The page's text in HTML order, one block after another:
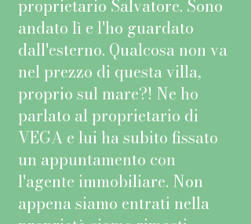
proprietario Salvatore. Sono
andato lì e l'ho guardato
dall'esterno. Qualcosa non va
nel prezzo di questa villa,
proprio sul mare?! Ne ho
parlato al proprietario di
VEGA e lui ha subito fissato
un appuntamento con
l'agente immobiliare. Non
appena siamo entrati nella